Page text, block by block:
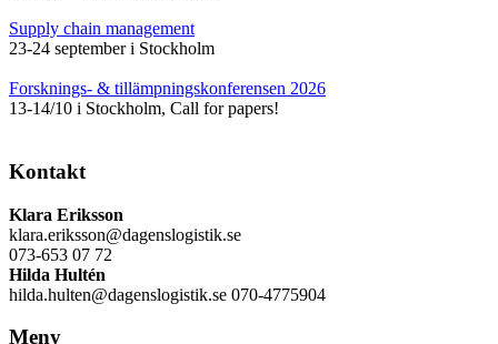
Supply chain management
23-24 september i Stockholm
Forsknings- & tillämpningskonferensen 2026
13-14/10 i Stockholm, Call for papers!
Kontakt
Klara Eriksson
klara.eriksson@dagenslogistik.se
073-653 07 72
Hilda Hultén
hilda.hulten@dagenslogistik.se 070-4775904
Meny